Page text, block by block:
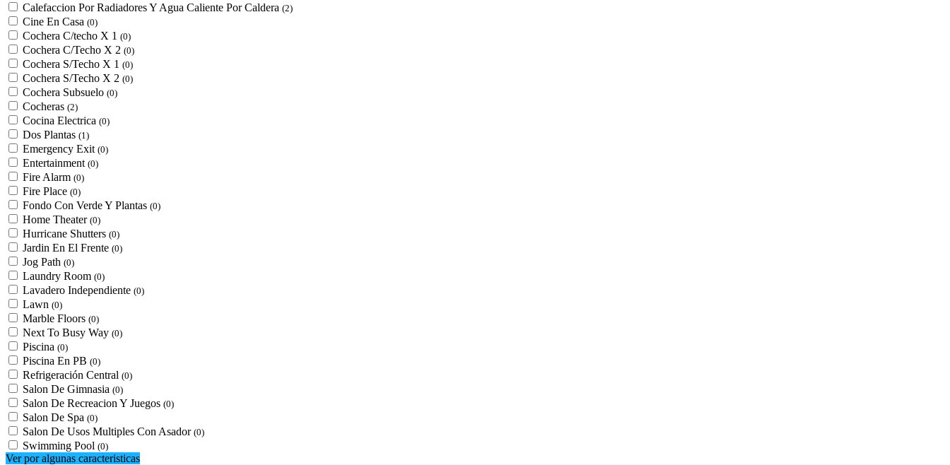
Calefaccion Por Radiadores Y Agua Caliente Por Caldera (2)
Cine En Casa (0)
Cochera C/techo X 1 (0)
Cochera C/Techo X 2 (0)
Cochera S/Techo X 1 (0)
Cochera S/Techo X 2 (0)
Cochera Subsuelo (0)
Cocheras (2)
Cocina Electrica (0)
Dos Plantas (1)
Emergency Exit (0)
Entertainment (0)
Fire Alarm (0)
Fire Place (0)
Fondo Con Verde Y Plantas (0)
Home Theater (0)
Hurricane Shutters (0)
Jardin En El Frente (0)
Jog Path (0)
Laundry Room (0)
Lavadero Independiente (0)
Lawn (0)
Marble Floors (0)
Next To Busy Way (0)
Piscina (0)
Piscina En PB (0)
Refrigeración Central (0)
Salon De Gimnasia (0)
Salon De Recreacion Y Juegos (0)
Salon De Spa (0)
Salon De Usos Multiples Con Asador (0)
Swimming Pool (0)
Ver por algunas caracteristicas